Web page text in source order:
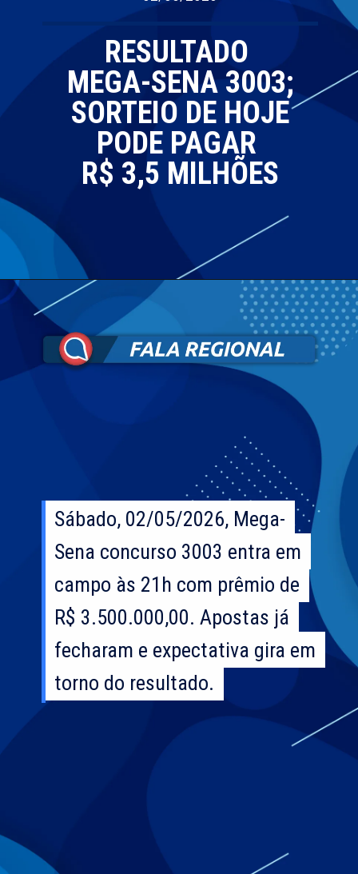
RESULTADO
MEGA-SENA 3003;
SORTEIO DE HOJE
PODE PAGAR
R$ 3,5 MILHÕES
Sábado, 02/05/2026, Mega-
Sena concurso 3003 entra em
campo às 21h com prêmio de
R$ 3.500.000,00. Apostas já
fecharam e expectativa gira em
torno do resultado.
Sábado, 02/05/2026, Mega-
Sena concurso 3003 entra em
campo às 21h com prêmio de
R$ 3.500.000,00. Apostas já
fecharam e expectativa gira em
torno do resultado.